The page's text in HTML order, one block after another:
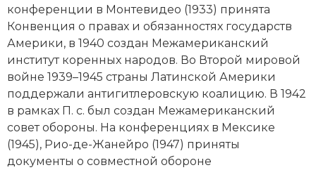
Социально-экономическая история
Специальные исторические дисциплины
СССР
Южная Америка
конференции в Монтевидео (1933) принята
Конвенция о правах и обязанностях государств
Америки, в 1940 создан Межамериканский
институт коренных народов. Во Второй мировой
вой­не 1939–1945 страны Латинской Америки
поддержали антигитлеровскую коалицию. В 1942
в рамках П. с. был создан Межамериканский
совет обороны. На конференциях в Мексике
(1945), Рио-де-­Жанейро (1947) приняты
документы о совместной обороне